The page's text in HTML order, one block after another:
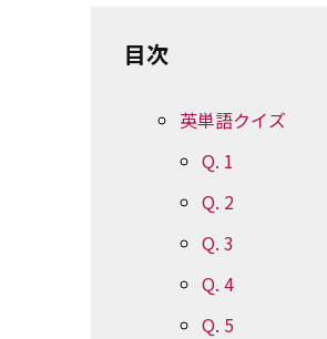
目次
英単語クイズ
Q. 1
Q. 2
Q. 3
Q. 4
Q. 5